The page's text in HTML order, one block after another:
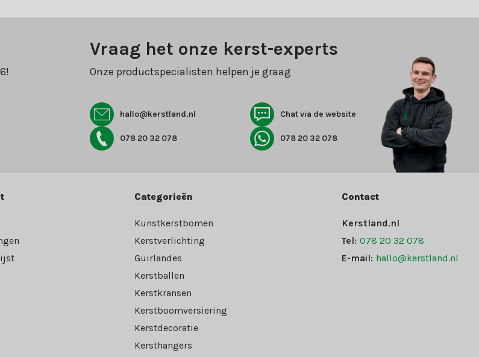
Vraag het onze kerst-experts
Onze productspecialisten helpen je graag
hallo@kerstland.nl Chat via de website
078 20 32 078 078 20 32 078
Categorieën
Kunstkerstbomen
Kerstverlichting
Guirlandes
Kerstballen
Kerstkransen
Kerstboomversiering
Kerstdecoratie
Kersthangers
Contact
Kerstland.nl
Tel: 078 20 32 078
E-mail: hallo@kerstland.nl